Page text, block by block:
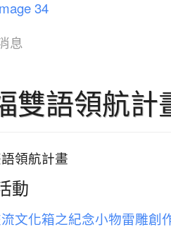
息
雙語領航計
領航計畫
動
流文化箱之紀念小物雷雕創